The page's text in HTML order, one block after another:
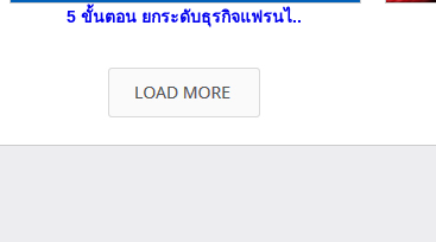
5 ขั้นตอน ยกระดับธุรกิจแฟรนไ..